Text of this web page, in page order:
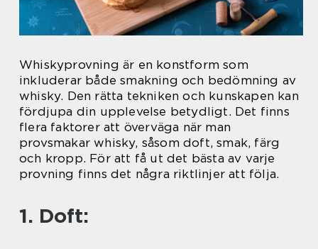
Whiskyprovning är en konstform som
inkluderar både smakning och bedömning av
whisky. Den rätta tekniken och kunskapen kan
fördjupa din upplevelse betydligt. Det finns
flera faktorer att överväga när man
provsmakar whisky, såsom doft, smak, färg
och kropp. För att få ut det bästa av varje
provning finns det några riktlinjer att följa.
1. Doft: